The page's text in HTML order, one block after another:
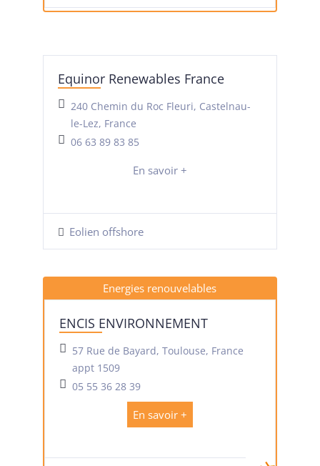
Equinor Renewables France
240 Chemin du Roc Fleuri, Castelnau-
le-Lez, France
06 63 89 83 85
En savoir +
Eolien offshore
Energies renouvelables
ENCIS ENVIRONNEMENT
57 Rue de Bayard, Toulouse, France
appt 1509
05 55 36 28 39
En savoir +